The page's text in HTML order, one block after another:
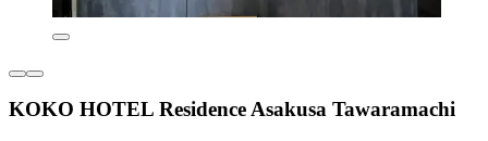
KOKO HOTEL Residence Asakusa Tawaramachi